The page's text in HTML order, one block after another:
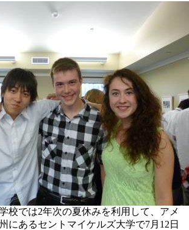
校では2年次の夏休みを利用して、アメ
にあるセントマイケルズ大学で7月12日